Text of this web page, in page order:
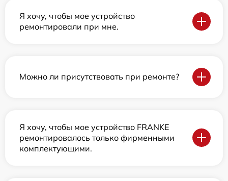
Я хочу, чтобы мое устройство
ремонтировали при мне.
Можно ли присутствовать при ремонте?
Я хочу, чтобы мое устройство FRANKE
ремонтировалось только фирменными
комплектующими.